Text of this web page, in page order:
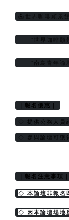
🏝️世界咖啡願景
°世界咖啡願景
°南島青年論
｜報名優惠｜
◇ 提供公務人員
◇ 參與論壇可獲
｜報名注意事項｜
◇ 本論壇非報名
◇ 因本論壇場地